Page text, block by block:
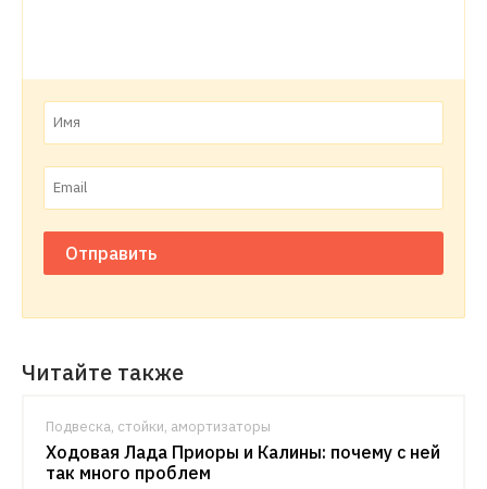
Отправить
Читайте также
Подвеска, стойки, амортизаторы
Ходовая Лада Приоры и Калины: почему с ней
так много проблем